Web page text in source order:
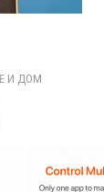
И ДОМ